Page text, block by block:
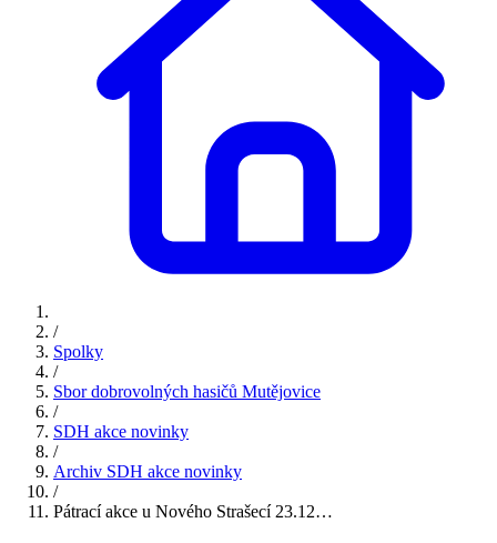
/
Spolky
/
Sbor dobrovolných hasičů Mutějovice
/
SDH akce novinky
/
Archiv SDH akce novinky
/
Pátrací akce u Nového Strašecí 23.12…